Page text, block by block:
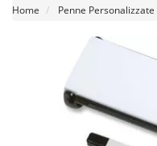
Home Penne Personalizzate